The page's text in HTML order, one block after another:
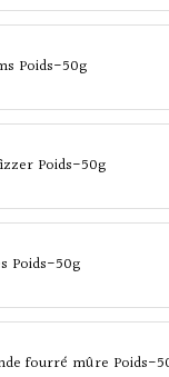
Poids-50g
Poids-50g
Poids-50g
fourré mûre Poids-